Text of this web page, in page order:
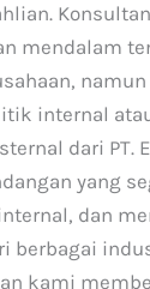
mendalam
internal
dari PT.
yang
dan
berbagai
kami